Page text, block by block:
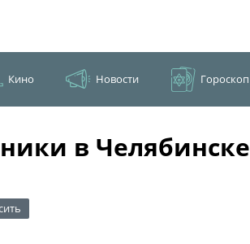
Кино Новости Гороскоп
в Челябинске